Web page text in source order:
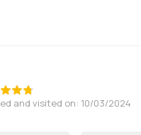
and visited on: 10/03/2024